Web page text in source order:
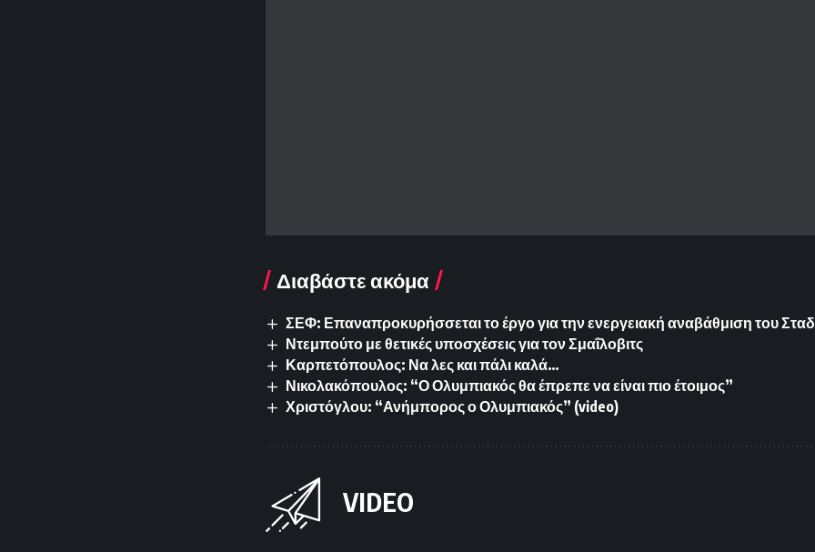
Διαβάστε ακόμα
ΣΕΦ: Επαναπροκυρήσσεται το έργο για την ενεργειακή αναβάθμιση του
Ντεμπούτο με θετικές υποσχέσεις για τον Σμαΐλοβιτς
Καρπετόπουλος: Να λες και πάλι καλά…
Νικολακόπουλος: “Ο Ολυμπιακός θα έπρεπε να είναι πιο έτοιμος”
Χριστόγλου: “Ανήμπορος ο Ολυμπιακός” (video)
VIDEO